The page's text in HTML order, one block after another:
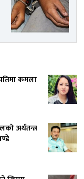
कमला
अर्थतन्त्र